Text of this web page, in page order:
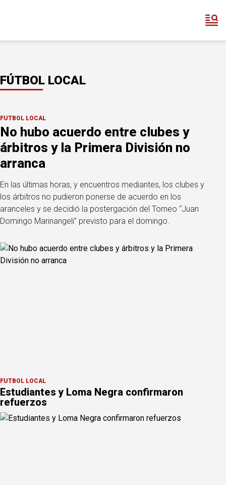
FÚTBOL LOCAL
FÚTBOL LOCAL
No hubo acuerdo entre clubes y
árbitros y la Primera División no
arranca
En las últimas horas, y encuentros mediantes, los clubes y
los árbitros no pudieron ponerse de acuerdo en los
aranceles y se decidió la postergación del Torneo “Juan
Domingo Marinangeli” previsto para el domingo.
FÚTBOL LOCAL
Estudiantes y Loma Negra confirmaron
refuerzos